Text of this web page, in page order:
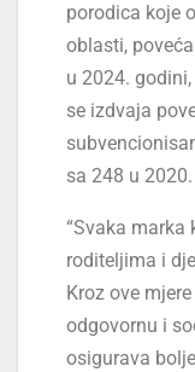
porodica koje
oblasti,
u 2024.
se izdvaja
sa 248 u
“Svaka marka
roditeljima i
Kroz ove
odgovornu i
osigurava